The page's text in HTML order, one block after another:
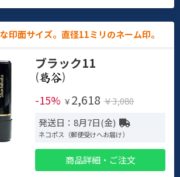
印面サイズ。直径11ミリのネーム印。
ブラック11
(
)
-15% ￥ 2,618 ￥3,080
発送日：8月7日(金)
ネコポス（郵便受けへお届け）
商品詳細・ご注文